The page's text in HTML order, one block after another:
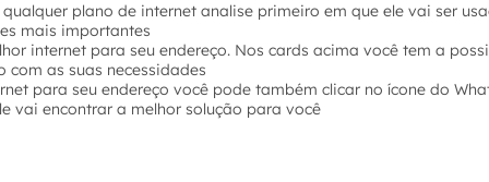
plano de internet analise primeiro em que ele vai ser
mais importantes
internet para seu endereço. Nos cards acima você tem a
com as suas necessidades
para seu endereço você pode também clicar no ícone do
vai encontrar a melhor solução para você